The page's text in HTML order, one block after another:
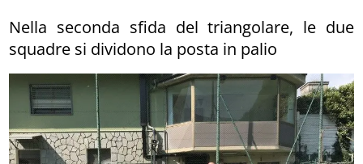
Nella seconda sfida del triangolare, le due
squadre si dividono la posta in palio